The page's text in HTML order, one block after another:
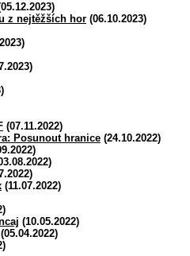
z nejtěžších hor (06.10.2023)
(07.11.2022)
Posunout hranice (24.10.2022)
(11.07.2022)
(10.05.2022)
(05.04.2022)